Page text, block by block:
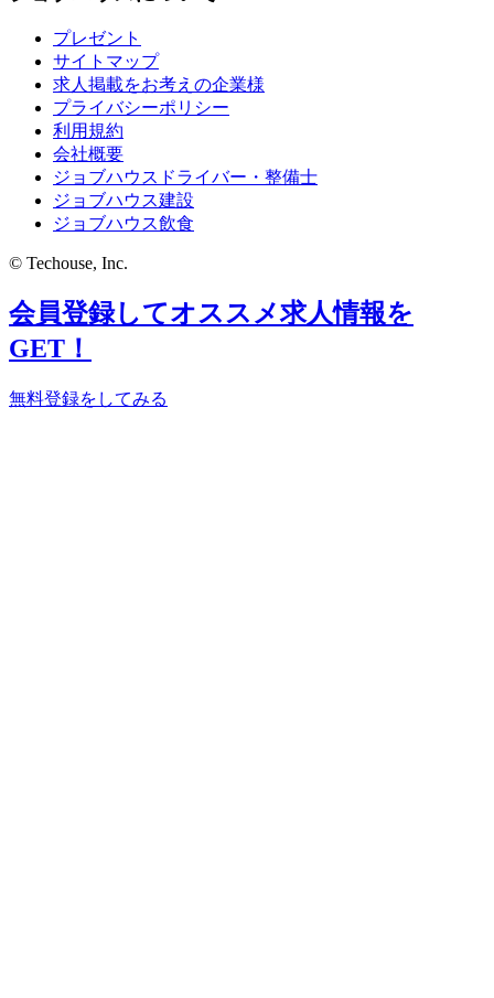
プレゼント
サイトマップ
求人掲載をお考えの企業様
プライバシーポリシー
利用規約
会社概要
ジョブハウスドライバー・整備士
ジョブハウス建設
ジョブハウス飲食
© Techouse, Inc.
会員登録してオススメ求人情報を
GET！
無料登録をしてみる